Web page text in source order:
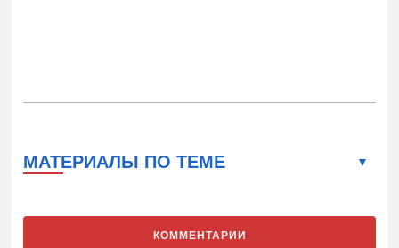
МАТЕРИАЛЫ ПО ТЕМЕ
КОММЕНТАРИИ